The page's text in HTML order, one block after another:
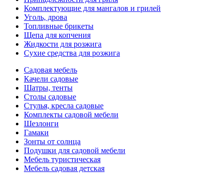
Комплектующие для мангалов и грилей
Уголь, дрова
Топливные брикеты
Щепа для копчения
Жидкости для розжига
Сухие средства для розжига
Садовая мебель
Качели садовые
Шатры, тенты
Столы садовые
Стулья, кресла садовые
Комплекты садовой мебели
Шезлонги
Гамаки
Зонты от солнца
Подушки для садовой мебели
Мебель туристическая
Мебель садовая детская